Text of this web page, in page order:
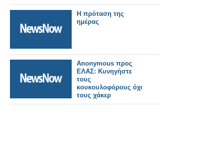
Η πρόταση της
ημέρας
Anonymous προς
ΕΛΑΣ: Κυνηγήστε
τους
κουκουλοφόρους όχι
τους χάκερ